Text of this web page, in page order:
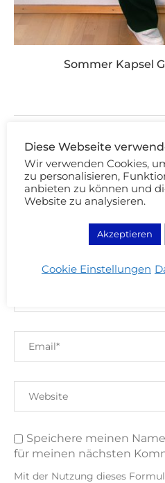
Sommer Kapsel
Speichere meinen
für meinen nächsten
Mit der Nutzung dieses
Diese Webseite
Wir verwenden Cookies,
zu personalisieren,
anbieten zu können und
Website zu analysieren.
Akzeptieren
Cookie Einstellungen